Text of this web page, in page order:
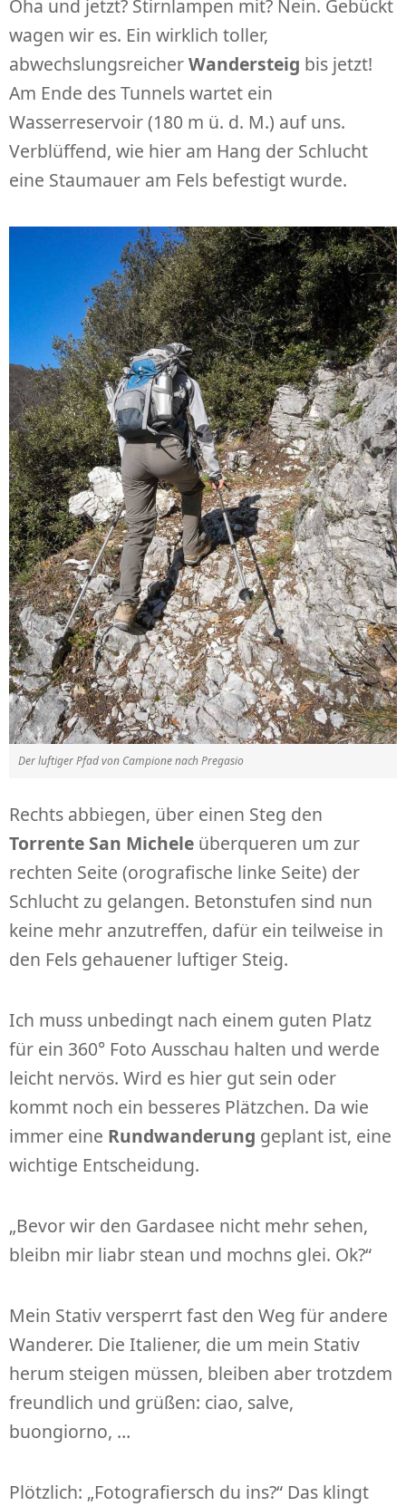
Oha und jetzt? Stirnlampen mit? Nein. Gebückt
wagen wir es. Ein wirklich toller,
abwechslungsreicherWandersteig bis jetzt!
Am Ende des Tunnels wartet ein
Wasserreservoir (180 m ü. d. M.) auf uns.
Verblüffend, wie hier am Hang der Schlucht
eine Staumauer am Fels befestigt wurde.
Der luftiger Pfad von Campione nach Pregasio
Rechts abbiegen, über einen Steg den
Torrente San Michele überqueren um zur
rechten Seite (orografische linke Seite) der
Schlucht zu gelangen. Betonstufen sind nun
keine mehr anzutreffen, dafür ein teilweise in
den Fels gehauener luftiger Steig.
Ich muss unbedingt nach einem guten Platz
für ein 360° Foto Ausschau halten und werde
leicht nervös. Wird es hier gut sein oder
kommt noch ein besseres Plätzchen. Da wie
immer eine Rundwanderung geplant ist, eine
wichtige Entscheidung.
„Bevor wir den Gardasee nicht mehr sehen,
bleibn mir liabr stean und mochns glei. Ok?“
Mein Stativ versperrt fast den Weg für andere
Wanderer. Die Italiener, die um mein Stativ
herum steigen müssen, bleiben aber trotzdem
freundlich und grüßen: ciao, salve,
buongiorno, …
Plötzlich: „Fotografiersch du ins?“ Das klingt